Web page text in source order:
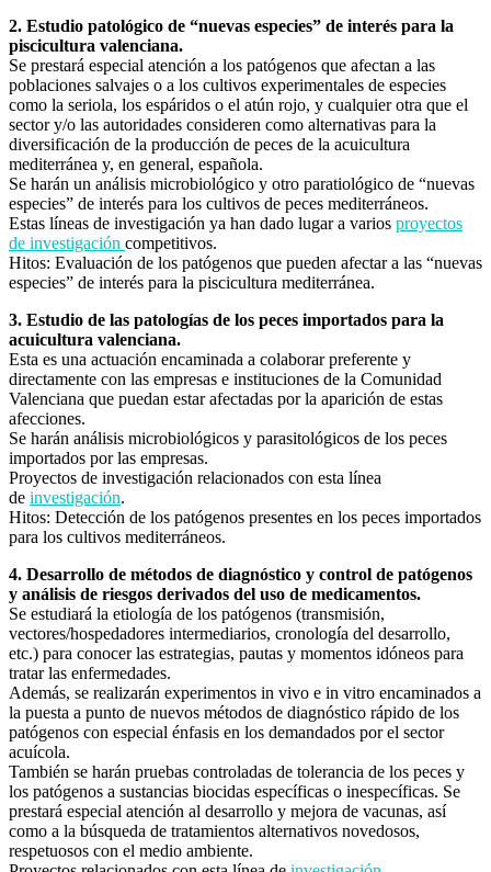
2. Estudio patológico de “nuevas especies” de interés para la
piscicultura valenciana.
Se prestará especial atención a los patógenos que afectan a las
poblaciones salvajes o a los cultivos experimentales de especies
como la seriola, los espáridos o el atún rojo, y cualquier otra que el
sector y/o las autoridades consideren como alternativas para la
diversificación de la producción de peces de la acuicultura
mediterránea y, en general, española.
Se harán un análisis microbiológico y otro paratiológico de “nuevas
especies” de interés para los cultivos de peces mediterráneos.
Estas líneas de investigación ya han dado lugar a varios proyectos
de investigación competitivos.
Hitos: Evaluación de los patógenos que pueden afectar a las “nuevas
especies” de interés para la piscicultura mediterránea.
3. Estudio de las patologías de los peces importados para la
acuicultura valenciana.
Esta es una actuación encaminada a colaborar preferente y
directamente con las empresas e instituciones de la Comunidad
Valenciana que puedan estar afectadas por la aparición de estas
afecciones.
Se harán análisis microbiológicos y parasitológicos de los peces
importados por las empresas.
Proyectos de investigación relacionados con esta línea
de investigación.
Hitos: Detección de los patógenos presentes en los peces importados
para los cultivos mediterráneos.
4. Desarrollo de métodos de diagnóstico y control de patógenos
y análisis de riesgos derivados del uso de medicamentos.
Se estudiará la etiología de los patógenos (transmisión,
vectores/hospedadores intermediarios, cronología del desarrollo,
etc.) para conocer las estrategias, pautas y momentos idóneos para
tratar las enfermedades.
Además, se realizarán experimentos in vivo e in vitro encaminados a
la puesta a punto de nuevos métodos de diagnóstico rápido de los
patógenos con especial énfasis en los demandados por el sector
acuícola.
También se harán pruebas controladas de tolerancia de los peces y
los patógenos a sustancias biocidas específicas o inespecíficas. Se
prestará especial atención al desarrollo y mejora de vacunas, así
como a la búsqueda de tratamientos alternativos novedosos,
respetuosos con el medio ambiente.